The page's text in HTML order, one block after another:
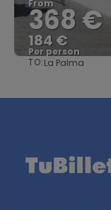
From
368 €
184 €
Per person
TO:La Palma